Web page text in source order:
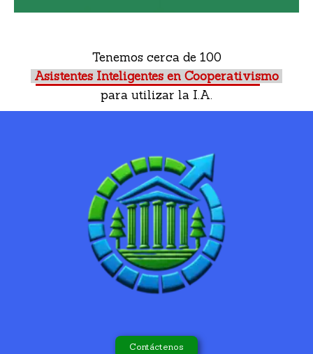
Tenemos cerca de 100
Asistentes Inteligentes en Cooperativismo
para utilizar la I.A.
Contáctenos